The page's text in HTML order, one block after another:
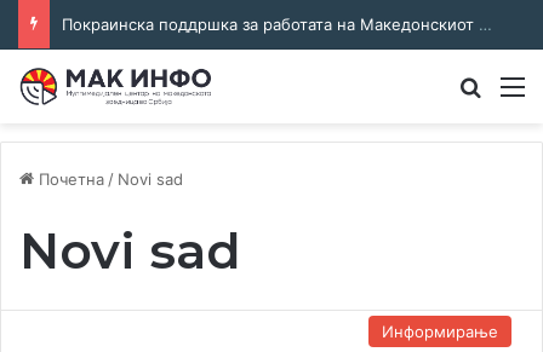
Покраинска поддршка за работата на Македонскиот национален совет: потпишан договор за суфинансирање на активностите
Почетна / Novi sad
Novi sad
Информирање